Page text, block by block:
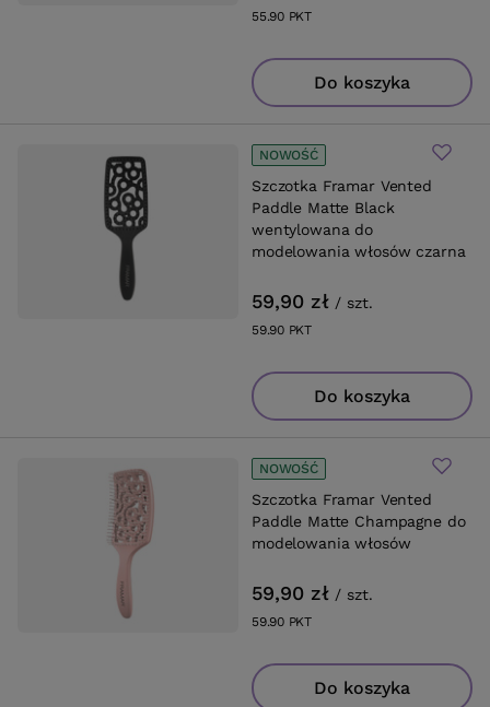
55.90PKTpunktów
Do koszyka
Szczotka Framar Vented
Paddle Matte Black
wentylowana do
modelowania włosów czarna
NOWOŚĆ
59,90 zł / szt.
59.90PKTpunktów
Do koszyka
Szczotka Framar Vented
Paddle Matte Champagne do
modelowania włosów
NOWOŚĆ
59,90 zł / szt.
59.90PKTpunktów
Do koszyka